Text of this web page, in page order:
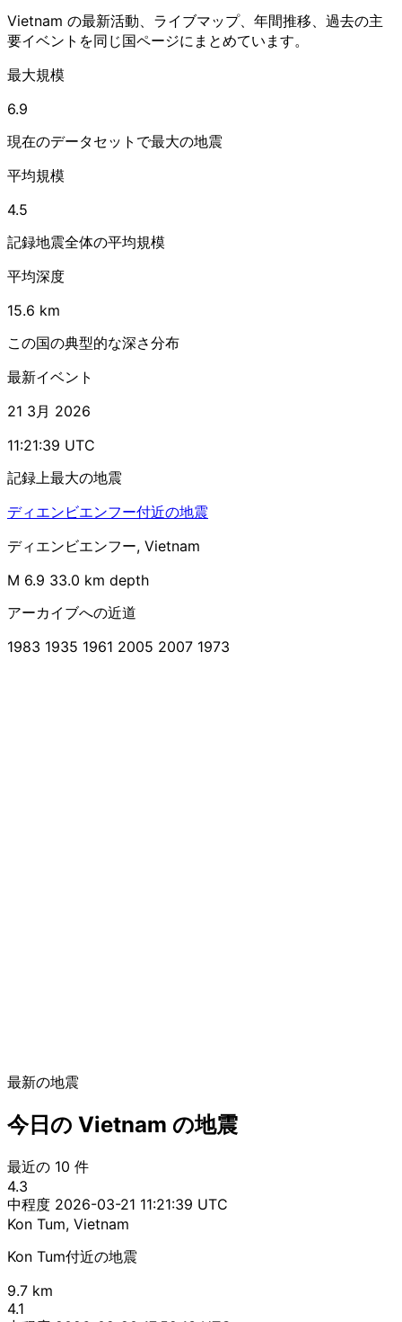
Vietnam の最新活動、ライブマップ、年間推移、過去の主
要イベントを同じ国ページにまとめています。
最大規模
6.9
現在のデータセットで最大の地震
平均規模
4.5
記録地震全体の平均規模
平均深度
15.6 km
この国の典型的な深さ分布
最新イベント
21 3月 2026
11:21:39 UTC
記録上最大の地震
ディエンビエンフー付近の地震
ディエンビエンフー, Vietnam
M 6.9 33.0 km depth
アーカイブへの近道
1983 1935 1961 2005 2007 1973
最新の地震
今日の Vietnam の地震
最近の 10 件
4.3
中程度 2026-03-21 11:21:39 UTC
Kon Tum, Vietnam
Kon Tum付近の地震
9.7 km
4.1